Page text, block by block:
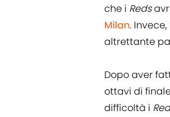
che i Reds
Milan.
altrettante
Dopo aver
ottavi di
difficoltà i